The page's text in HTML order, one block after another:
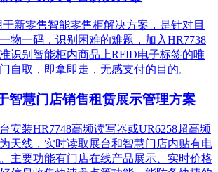
新零售智能零售柜解决方案，是针对目
物一码，识别困难的难题，加入HR7738
识别​智能柜内商品上RFID电子标签的唯
自取，即拿即走，无感支付的目的。
智慧门店销售租赁展示管理方案
安装HR7748高频读写器或UR6258超高频
天线，实时读取展台和智慧门店内贴有电
主要功能有门店在线产品展示、实时价格